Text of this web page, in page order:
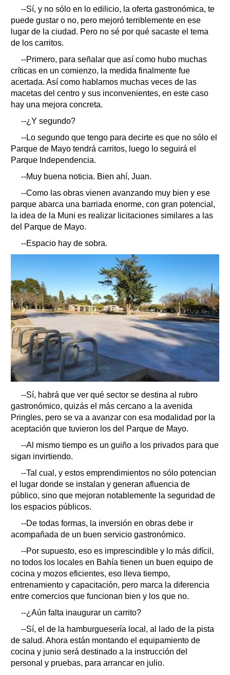
--Sí, y no sólo en lo edilicio, la oferta gastronómica, te
puede gustar o no, pero mejoró terriblemente en ese
lugar de la ciudad. Pero no sé por qué sacaste el tema
de los carritos.
--Primero, para señalar que así como hubo muchas
críticas en un comienzo, la medida finalmente fue
acertada. Así como hablamos muchas veces de las
macetas del centro y sus inconvenientes, en este caso
hay una mejora concreta.
--¿Y segundo?
--Lo segundo que tengo para decirte es que no sólo el
Parque de Mayo tendrá carritos, luego lo seguirá el
Parque Independencia.
--Muy buena noticia. Bien ahí, Juan.
--Como las obras vienen avanzando muy bien y ese
parque abarca una barriada enorme, con gran potencial,
la idea de la Muni es realizar licitaciones similares a las
del Parque de Mayo.
--Espacio hay de sobra.
--Sí, habrá que ver qué sector se destina al rubro
gastronómico, quizás el más cercano a la avenida
Pringles, pero se va a avanzar con esa modalidad por la
aceptación que tuvieron los del Parque de Mayo.
--Al mismo tiempo es un guiño a los privados para que
sigan invirtiendo.
--Tal cual, y estos emprendimientos no sólo potencian
el lugar donde se instalan y generan afluencia de
público, sino que mejoran notablemente la seguridad de
los espacios públicos.
--De todas formas, la inversión en obras debe ir
acompañada de un buen servicio gastronómico.
--Por supuesto, eso es imprescindible y lo más difícil,
no todos los locales en Bahía tienen un buen equipo de
cocina y mozos eficientes, eso lleva tiempo,
entrenamiento y capacitación, pero marca la diferencia
entre comercios que funcionan bien y los que no.
--¿Aún falta inaugurar un carrito?
--Sí, el de la hamburguesería local, al lado de la pista
de salud. Ahora están montando el equipamiento de
cocina y junio será destinado a la instrucción del
personal y pruebas, para arrancar en julio.